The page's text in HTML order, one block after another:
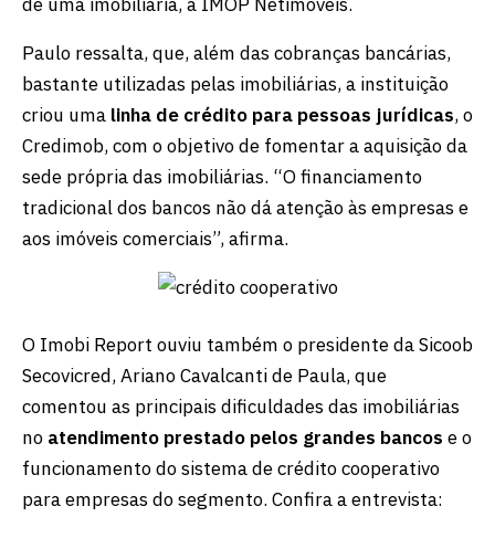
Paulo ressalta, que, além das cobranças bancárias,
bastante utilizadas pelas imobiliárias, a instituição
criou uma linha de crédito para pessoas jurídicas, o
Credimob, com o objetivo de fomentar a aquisição da
sede própria das imobiliárias. “O financiamento
tradicional dos bancos não dá atenção às empresas e
aos imóveis comerciais”, afirma.
O Imobi Report ouviu também o presidente da Sicoob
Secovicred, Ariano Cavalcanti de Paula, que
comentou as principais dificuldades das imobiliárias
no atendimento prestado pelos grandes bancos e o
funcionamento do sistema de crédito cooperativo
para empresas do segmento. Confira a entrevista: